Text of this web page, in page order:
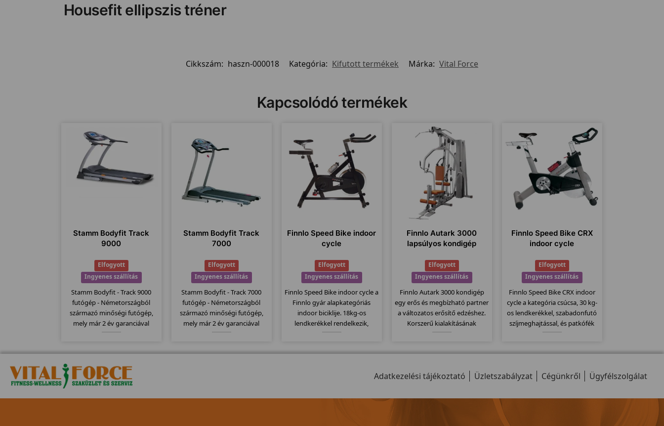
Housefit ellipszis tréner
Cikkszám: haszn-000018 Kategória: Kifutott termékek Márka: Vital Force
Kapcsolódó termékek
Stamm Bodyfit Track
9000
Elfogyott
Ingyenes szállítás
Stamm Bodyfit - Track 9000
futógép - Németországból
származó minőségi futógép,
mely már 2 év garanciával
kategóriájához képest
130x43cm-es futófelülettel
rendelkezik.
Stamm Bodyfit Track
7000
Elfogyott
Ingyenes szállítás
Stamm Bodyfit - Track 7000
futógép - Németországból
származó minőségi futógép,
mely már 2 év garanciával
kategóriájához képest
Finnlo Speed Bike indoor
cycle
Elfogyott
Ingyenes szállítás
Finnlo Speed Bike indoor cycle a
Finnlo gyár alapkategóriás
indoor biciklije. 18kg-os
lendkerékkel rendelkezik,
Kitűnően alkalmas erőltetett
Finnlo Autark 3000
lapsúlyos kondigép
Elfogyott
Ingyenes szállítás
Finnlo Autark 3000 kondigép
egy erős és megbízható partner
a változatos erősítő edzéshez.
Korszerű kialakításának
különböző "állomásokat" a
köszönhetően.
Finnlo Speed Bike CRX
indoor cycle
Elfogyott
Ingyenes szállítás
Finnlo Speed Bike CRX indoor
cycle a kategória csúcsa, 30 kg-
os lendkerékkel, szabadonfutó
szíjmeghajtással, és patkófék
kitartóknak, ekkora
dönthetünk meg!
Adatkezelési tájékoztató Üzletszabályzat Cégünkről Ügyfélszolgálat